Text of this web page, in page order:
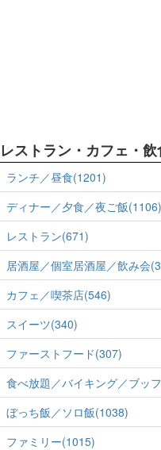
レストラン・カフェ・
ランチ／昼食(1201)
ディナー／夕食／夜ご飯(1106)
レストラン(671)
居酒屋／個室居酒屋／飲み会
カフェ／喫茶店(546)
スイーツ(340)
ファーストフード(307)
食べ放題／バイキング／ブッ
ぼっち飯／ソロ飯(1038)
ファミリー(1015)